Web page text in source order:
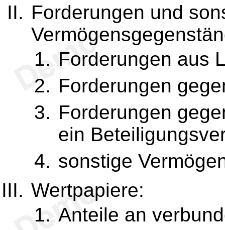
Forderungen und
Forderungen aus
Forderungen
Forderungen
ein
sonstige
Wertpapiere:
Anteile an